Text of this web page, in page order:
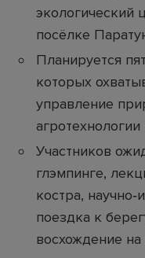
экологический
посёлке
Планируется
которых
управление
Участников
глэмпинге,
костра,
поездка к
восхождение